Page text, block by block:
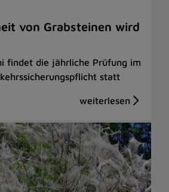
von Grabsteinen wird
findet die jährliche Prüfung im
statt